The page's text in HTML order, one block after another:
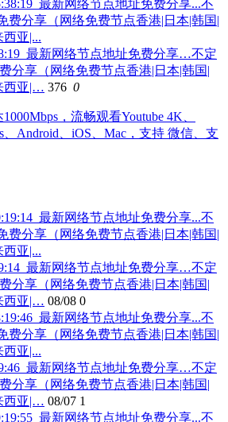
最新网络节点地址免费分享…不定
分享（网络免费节点香港|日本|韩国|
西亚|… 376 0
最新网络节点地址免费分享…不定
分享（网络免费节点香港|日本|韩国|
西亚|… 08/08 0
最新网络节点地址免费分享…不定
分享（网络免费节点香港|日本|韩国|
西亚|… 08/07 1